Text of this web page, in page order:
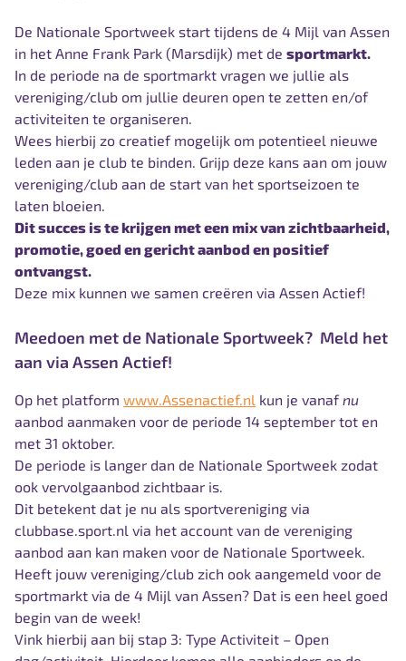
De Nationale Sportweek start tijdens de 4 Mijl van Assen
in het Anne Frank Park (Marsdijk) met de sportmarkt.
In de periode na de sportmarkt vragen we jullie als
vereniging/club om jullie deuren open te zetten en/of
activiteiten te organiseren.
Wees hierbij zo creatief mogelijk om potentieel nieuwe
leden aan je club te binden. Grijp deze kans aan om jouw
vereniging/club aan de start van het sportseizoen te
laten bloeien.
Dit succes is te krijgen met een mix van zichtbaarheid,
promotie, goed en gericht aanbod en positief
ontvangst.
Deze mix kunnen we samen creëren via Assen Actief!
Meedoen met de Nationale Sportweek? Meld het
aan via Assen Actief!
Op het platform www.Assenactief.nl kun je vanafnu
aanbod aanmaken voor de periode 14 september tot en
met 31 oktober.
De periode is langer dan de Nationale Sportweek zodat
ook vervolgaanbod zichtbaar is.
Dit betekent dat je nu als sportvereniging via
clubbase.sport.nl via het account van de vereniging
aanbod aan kan maken voor de Nationale Sportweek.
Heeft jouw vereniging/club zich ook aangemeld voor de
sportmarkt via de 4 Mijl van Assen? Dat is een heel goed
begin van de week!
Vink hierbij aan bij stap 3: Type Activiteit – Open